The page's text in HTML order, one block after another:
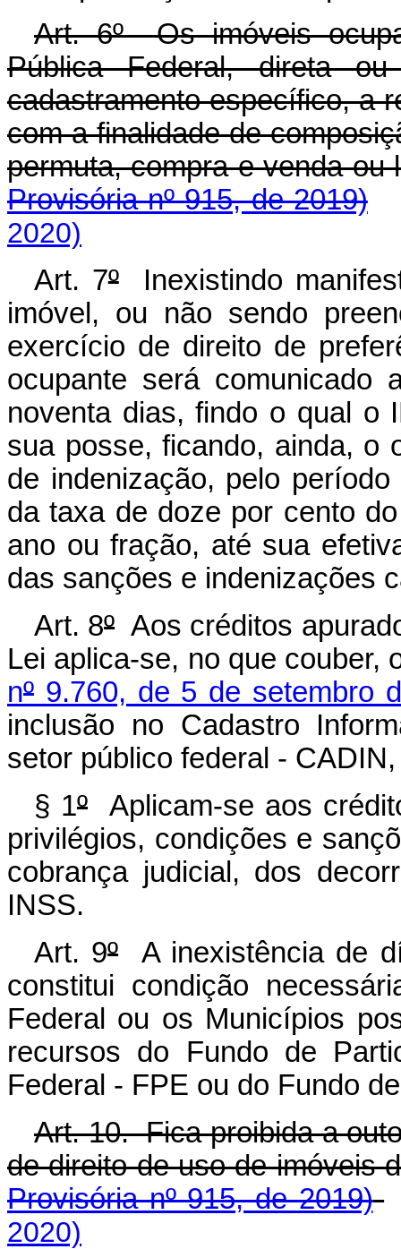
Art. 6º Os imóveis
Pública Federal, direta
cadastramento específico, a
com a finalidade de
permuta, compra e venda
Provisória nº 915, de 2019)
2020)
Art. 7ºInexistindo
imóvel, ou não sendo
exercício de direito de
ocupante será
noventa dias, findo o qual o
sua posse, ficando, ainda, o
de indenização, pelo
da taxa de doze por cento
ano ou fração, até sua
das sanções e indenizações
Art. 8ºAos créditos
Lei aplica-se, no que couber,
nº 9.760, de 5 de setembro
inclusão no Cadastro
setor público federal -
§ 1º Aplicam-se aos
privilégios, condições e
cobrança judicial, dos
INSS.
Art. 9ºA inexistência de
constitui condição
Federal ou os Municípios
recursos do Fundo de
Federal - FPE ou do Fundo
Art. 10. Fica proibida a
de direito de uso de
Provisória nº 915, de 2019)
2020)